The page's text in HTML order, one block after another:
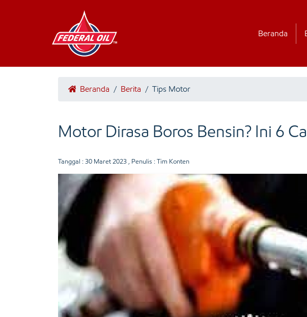
Beranda
Beranda / Berita / Tips Motor
Motor Dirasa Boros Bensin? Ini 6
Tanggal : 30 Maret 2023 , Penulis : Tim Konten